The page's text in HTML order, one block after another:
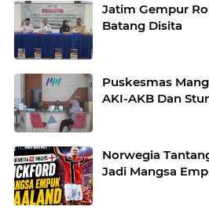
Jatim Gempur
Batang Disita
Puskesmas
AKI-AKB Dan
Norwegia
Jadi Mangsa